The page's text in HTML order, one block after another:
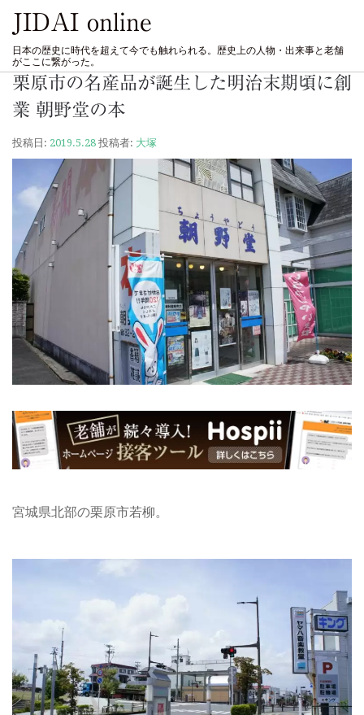
JIDAI online
日本の歴史に時代を超えて今でも触れられる。歴史上の人物・出来事と老舗
がここに繋がった。
栗原市の名産品が誕生した明治末期頃に創
業 朝野堂の本
投稿日: 2019.5.28 投稿者: 大塚
宮城県北部の栗原市若柳。